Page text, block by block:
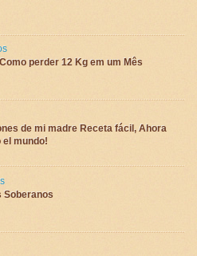
perder 12 Kg em um Mês
de mi madre Receta fácil, Ahora
mundo!
Soberanos